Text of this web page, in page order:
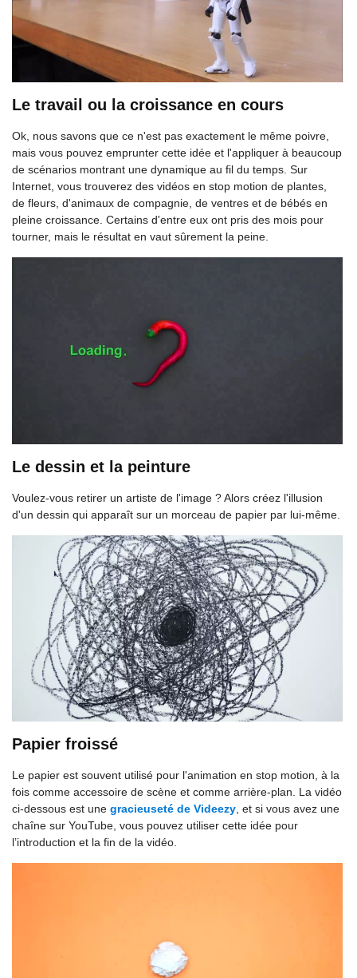
Le travail ou la croissance en cours
Ok, nous savons que ce n'est pas exactement le même poivre,
mais vous pouvez emprunter cette idée et l'appliquer à beaucoup
de scénarios montrant une dynamique au fil du temps. Sur
Internet, vous trouverez des vidéos en stop motion de plantes,
de fleurs, d'animaux de compagnie, de ventres et de bébés en
pleine croissance. Certains d'entre eux ont pris des mois pour
tourner, mais le résultat en vaut sûrement la peine.
Le dessin et la peinture
Voulez-vous retirer un artiste de l'image ? Alors créez l'illusion
d'un dessin qui apparaît sur un morceau de papier par lui-même.
Papier froissé
Le papier est souvent utilisé pour l'animation en stop motion, à la
fois comme accessoire de scène et comme arrière-plan. La vidéo
ci-dessous est une gracieuseté de Videezy , et si vous avez une
chaîne sur YouTube, vous pouvez utiliser cette idée pour
l’introduction et la fin de la vidéo.